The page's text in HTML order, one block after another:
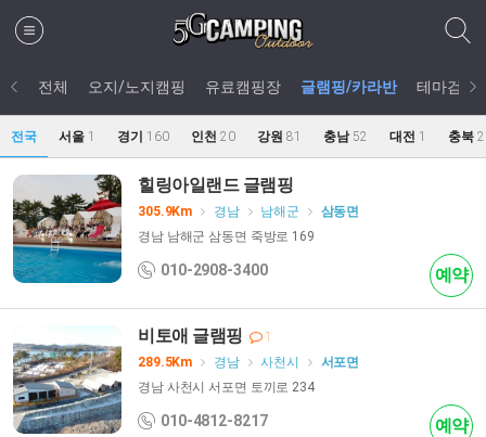
전체 오지/노지캠핑 유료캠핑장 글램핑/카라반 테마검색
전국 서울 1 경기 160 인천 20 강원 81 충남 52 대전 1 충북
힐링아일랜드 글램핑
305.9Km 경남 남해군
삼동면
경남 남해군 삼동면 죽방로 169
010-2908-3400 예약
비토애 글램핑
1
289.5Km
경남 사천시
서포면
경남 사천시 서포면 토끼로 234
010-4812-8217 예약